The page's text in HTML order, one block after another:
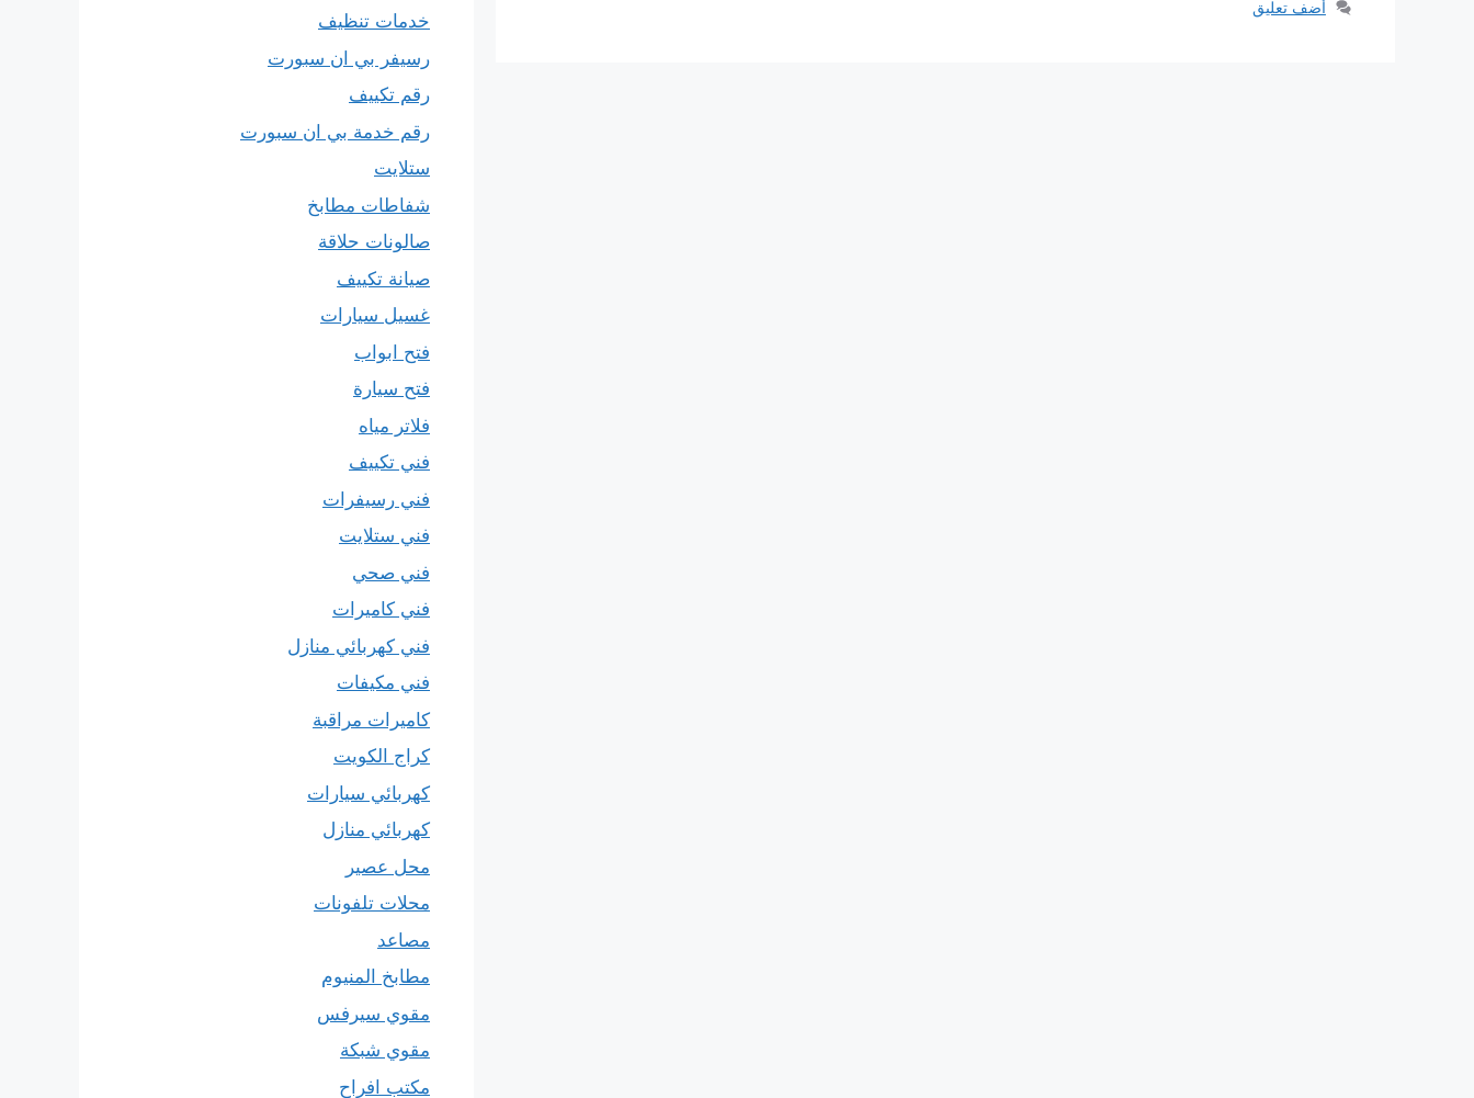
أضف تعليق
خدمات تنظيف
رسيفر بي ان سبورت
رقم تكييف
رقم خدمة بي ان سبورت
ستلايت
شفاطات مطابخ
صالونات حلاقة
صيانة تكييف
غسيل سيارات
فتح ابواب
فتح سيارة
فلاتر مياه
فني تكييف
فني رسيفرات
فني ستلايت
فني صحي
فني كاميرات
فني كهربائي منازل
فني مكيفات
كاميرات مراقبة
كراج الكويت
كهربائي سيارات
كهربائي منازل
محل عصير
محلات تلفونات
مصاعد
مطابخ المنيوم
مقوي سيرفس
مقوي شبكة
مكتب افراح